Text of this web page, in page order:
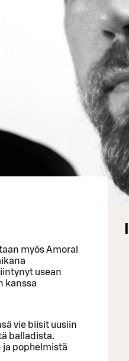
myös Amoral
usean
kanssa
vie biisit uusiin
balladista.
ja pophelmistä